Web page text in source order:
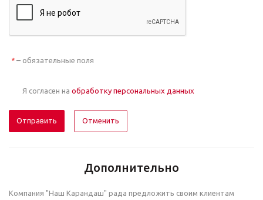
* – обязательные поля
Я согласен на обработку персональных данных
Отменить
Дополнительно
Компания "Наш Карандаш" рада предложить своим клиентам